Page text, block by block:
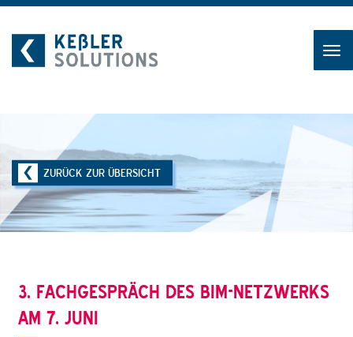
ZURÜCK ZUR ÜBERSICHT
3. FACHGESPRÄCH DES BIM-NETZWERKS
AM 7. JUNI